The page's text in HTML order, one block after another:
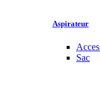
Aspirateur
Sac